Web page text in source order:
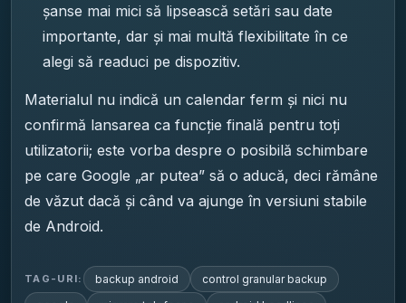
șanse mai mici să lipsească setări sau date
importante, dar și mai multă flexibilitate în ce
alegi să readuci pe dispozitiv.
Materialul nu indică un calendar ferm și nici nu
confirmă lansarea ca funcție finală pentru toți
utilizatorii; este vorba despre o posibilă schimbare
pe care Google „ar putea” să o aducă, deci rămâne
de văzut dacă și când va ajunge în versiuni stabile
de Android.
TAG-URI: backup android
control granular backup